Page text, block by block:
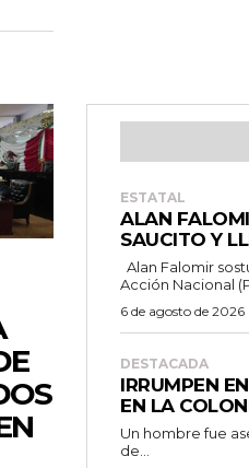
ESTATAL
ALAN
SAUCITO Y
Acción Nacional
6 de agosto de 2026
DESTACADA
IRRUMPEN
EN LA
Un hombre fue
de...